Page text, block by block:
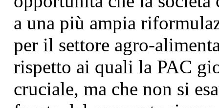
a una più ampia
per il settore agro-
rispetto ai quali la PAC
cruciale, ma che non si